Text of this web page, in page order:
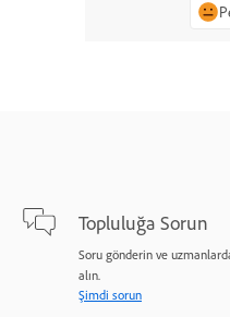
Topluluğa Sorun
Soru gönderin ve
alın.
Şimdi sorun